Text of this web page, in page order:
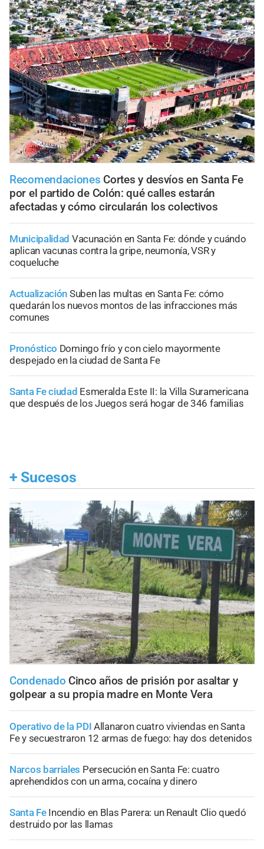
Recomendaciones Cortes y desvíos en Santa Fe
por el partido de Colón: qué calles estarán
afectadas y cómo circularán los colectivos
Municipalidad Vacunación en Santa Fe: dónde y cuándo
aplican vacunas contra la gripe, neumonía, VSR y
coqueluche
Actualización Suben las multas en Santa Fe: cómo
quedarán los nuevos montos de las infracciones más
comunes
Pronóstico Domingo frío y con cielo mayormente
despejado en la ciudad de Santa Fe
Santa Fe ciudad Esmeralda Este II: la Villa Suramericana
que después de los Juegos será hogar de 346 familias
+ Sucesos
Condenado Cinco años de prisión por asaltar y
golpear a su propia madre en Monte Vera
Operativo de la PDI Allanaron cuatro viviendas en Santa
Fe y secuestraron 12 armas de fuego: hay dos detenidos
Narcos barriales Persecución en Santa Fe: cuatro
aprehendidos con un arma, cocaína y dinero
Santa Fe Incendio en Blas Parera: un Renault Clio quedó
destruido por las llamas